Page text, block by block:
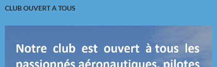
CLUB OUVERT A TOUS